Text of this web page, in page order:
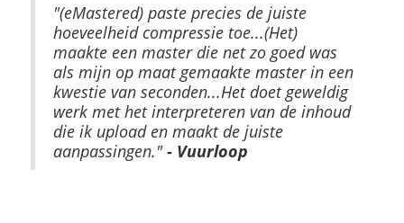
"(eMastered) paste precies de juiste
hoeveelheid compressie toe...(Het)
maakte een master die net zo goed was
als mijn op maat gemaakte master in een
kwestie van seconden...Het doet geweldig
werk met het interpreteren van de inhoud
die ik upload en maakt de juiste
aanpassingen." - Vuurloop